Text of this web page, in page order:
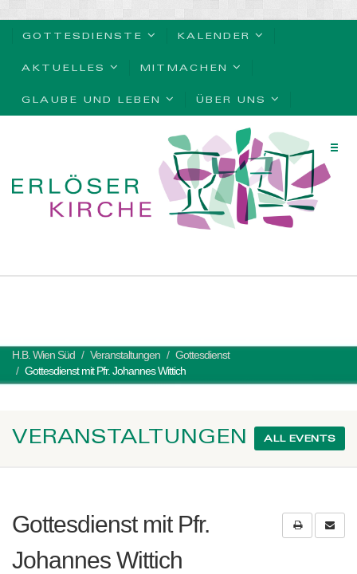
GOTTESDIENSTE KALENDER
AKTUELLES MITMACHEN
GLAUBE UND LEBEN ÜBER UNS
H.B. Wien Süd Veranstaltungen
Gottesdienst
Gottesdienst mit Pfr. Johannes Wittich
VERANSTALTUNGEN ALL EVENTS
Gottesdienst mit Pfr.
Johannes Wittich